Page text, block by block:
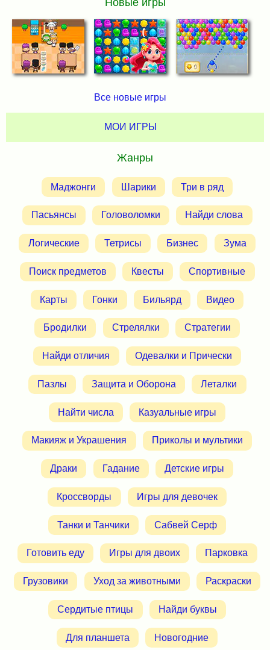
Все новые игры
МОИ ИГРЫ
Жанры
Маджонги Шарики Три в ряд
Пасьянсы Головоломки Найди слова
Логические Тетрисы Бизнес Зума
Поиск предметов Квесты Спортивные
Карты Гонки Бильярд Видео
Бродилки Стрелялки Стратегии
Найди отличия Одевалки и Прически
Пазлы Защита и Оборона Леталки
Найти числа Казуальные игры
Макияж и Украшения Приколы и мультики
Драки Гадание Детские игры
Кроссворды Игры для девочек
Танки и Танчики Сабвей Серф
Готовить еду Игры для двоих Парковка
Грузовики Уход за животными Раскраски
Сердитые птицы Найди буквы
Для планшета Новогодние